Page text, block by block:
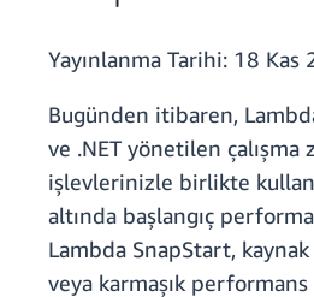
Yayınlanma Tarihi: 18 Kas
Bugünden itibaren,
ve .NET yönetilen çalışma
işlevlerinizle birlikte
altında başlangıç
Lambda SnapStart,
veya karmaşık